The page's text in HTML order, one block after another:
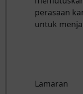
perasaan
untuk
Lamaran